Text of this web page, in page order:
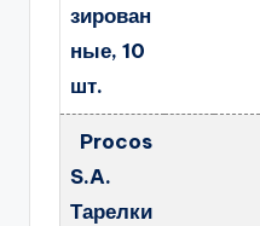
зирован
ные, 10
шт.
Procos
S.A.
Тарелки